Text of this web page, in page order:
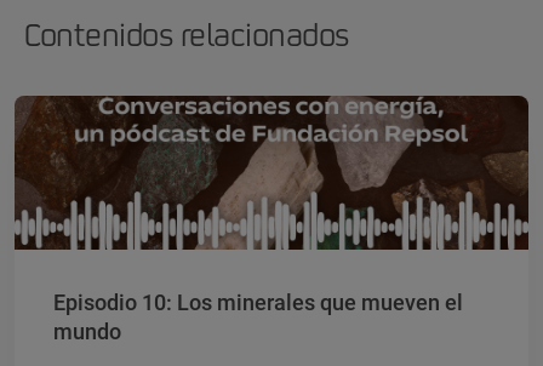
Contenidos relacionados
Episodio 10: Los minerales que mueven el
mundo